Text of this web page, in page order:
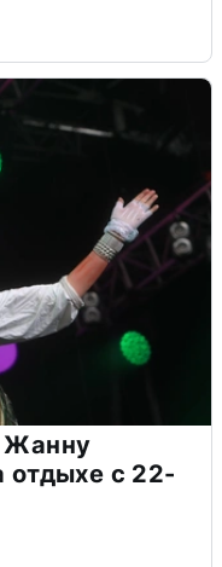
Жанну
отдыхе с 22-